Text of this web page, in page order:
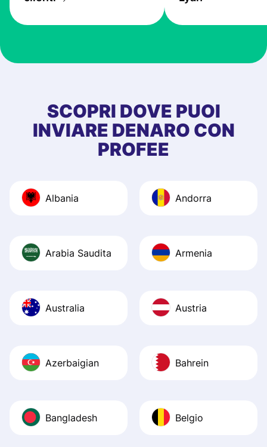
the exchange
at Profee is very
first started
app, and they
quick to provide
Recommend it!
SCOPRI DOVE PUOI
INVIARE DENARO CON
PROFEE
Albania Andorra
Arabia Saudita Armenia
Australia Austria
Azerbaigian Bahrein
Bangladesh Belgio